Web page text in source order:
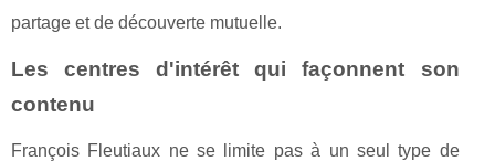
partage et de découverte mutuelle.
Les centres d'intérêt qui façonnent son
contenu
François Fleutiaux ne se limite pas à un seul type de